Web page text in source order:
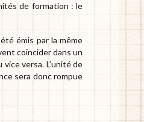
de formation : le
émis par la même
coïncider dans un
versa. L’unité de
sera donc rompue